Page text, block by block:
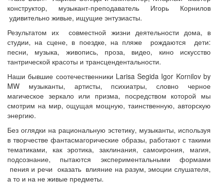
конструктор, музыкант-преподаватель Игорь Корнилов
удивительно живые, ищущие энтузиасты.
Результатом их совместной жизни деятельности дома, в
студии, на сцене, в поездке, на пляже рождаются дети:
песни, музыка, живопись, проза, видео, кино искусство
тантрической красоты и трансцендентальности.
Наши бывшие соотечественники Larisa Segida Igor Kornilov by
MW музыканты, артисты, психиатры, словно черное
магическое зеркало или призма, посредством которой мы
смотрим на мир, ощущая мощную, таинственную, авторскую
энергию.
Без оглядки на рациональную эстетику, музыканты, используя
в творчестве фантасмагорические образы, работают с такими
тематиками, как эротика, заклинания, самоирония, магия,
подсознание, пытаются экспериментальными формами
пения и речи оказать влияние на разум, эмоции слушателя,
а то и на не живые предметы.